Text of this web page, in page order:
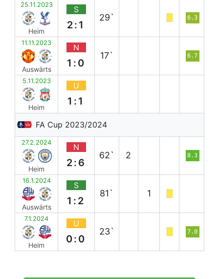
25.11.2023
Heim
S
2:1
29` 6.3
11.11.2023
Auswärts
N
1:0
17` 6.7
5.11.2023
Heim
U
1:1
FA Cup 2023/2024
27.2.2024
Heim
N
2:6
62` 2 8.3
16.1.2024
Auswärts
S
1:2
81` 1
7.1.2024
Heim
U
0:0
23` 7.0